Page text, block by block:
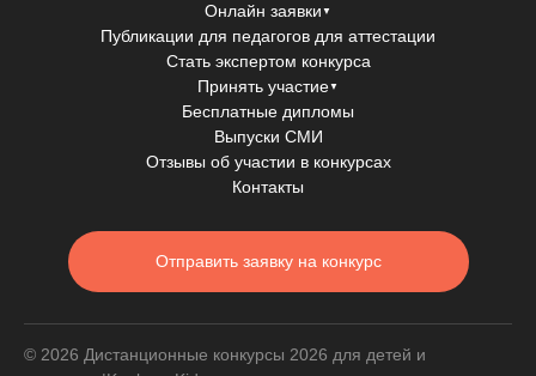
Онлайн заявки ▼
Публикации для педагогов для аттестации
Стать экспертом конкурса
Принять участие▼
Бесплатные дипломы
Выпуски СМИ
Отзывы об участии в конкурсах
Контакты
Отправить заявку на конкурс
© 2026 Дистанционные конкурсы 2026 для детей и